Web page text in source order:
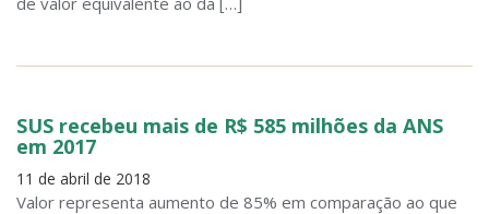
SUS recebeu mais de R$ 585 milhões da ANS
em 2017
11 de abril de 2018
Valor representa aumento de 85% em comparação ao que